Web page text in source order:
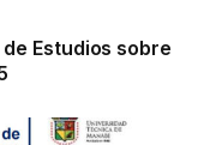
Estudios sobre